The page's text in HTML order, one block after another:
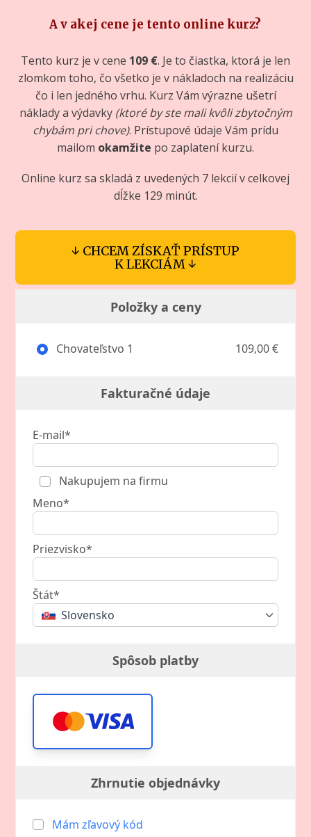
A v akej cene je tento online kurz?
Tento kurz je v cene 109 €. Je to čiastka, ktorá je len
zlomkom toho, čo všetko je v nákladoch na realizáciu
čo i len jedného vrhu. Kurz Vám výrazne ušetrí
náklady a výdavky (ktoré by ste mali kvôli zbytočným
chybám pri chove). Prístupové údaje Vám prídu
mailom okamžite po zaplatení kurzu.
Online kurz sa skladá z uvedených 7 lekcií v celkovej
dĺžke 129 minút.
↓ CHCEM ZÍSKAŤ PRÍSTUP
K LEKCIÁM ↓
Položky a ceny
Chovateľstvo 1 109,00 €
Fakturačné údaje
E-mail*
Nakupujem na firmu
Meno*
Priezvisko*
Štát*
Slovensko
Spôsob platby
Zhrnutie objednávky
Mám zľavový kód